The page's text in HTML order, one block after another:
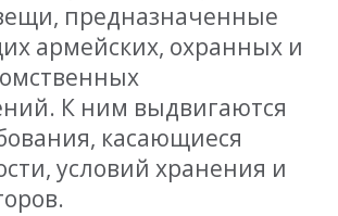
предназначенные
армейских, охранных и
К ним выдвигаются
касающиеся
условий хранения и